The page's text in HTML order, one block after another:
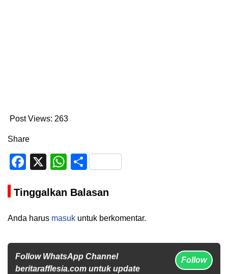
Post Views: 263
Share
Facebook
X WhatsApp
Share
Tinggalkan Balasan
Anda harus masuk untuk berkomentar.
Follow WhatsApp Channel
beritarafflesia.com untuk update
Follow